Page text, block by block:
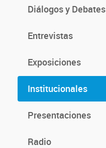
Diálogos y Debates
Entrevistas
Exposiciones
Institucionales
Presentaciones
Radio